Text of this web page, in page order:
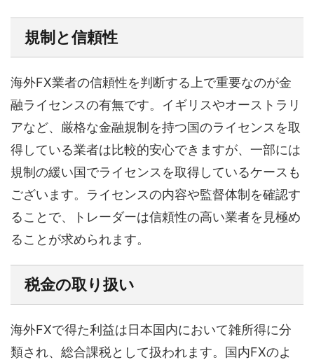
規制と信頼性
海外FX業者の信頼性を判断する上で重要なのが金
融ライセンスの有無です。イギリスやオーストラリ
アなど、厳格な金融規制を持つ国のライセンスを取
得している業者は比較的安心できますが、一部には
規制の緩い国でライセンスを取得しているケースも
ございます。ライセンスの内容や監督体制を確認す
ることで、トレーダーは信頼性の高い業者を見極め
ることが求められます。
税金の取り扱い
海外FXで得た利益は日本国内において雑所得に分
類され、総合課税として扱われます。国内FXのよ